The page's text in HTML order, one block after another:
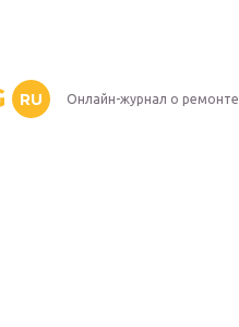
RU Онлайн-журнал о ремонте